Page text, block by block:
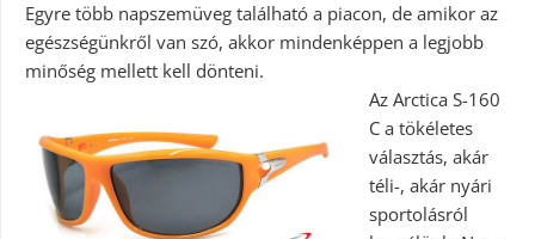
Egyre több napszemüveg található a piacon, de amikor az
egészségünkről van szó, akkor mindenképpen a legjobb
minőség mellett kell dönteni.
Az Arctica S-160
C a tökéletes
választás, akár
téli-, akár nyári
sportolásról